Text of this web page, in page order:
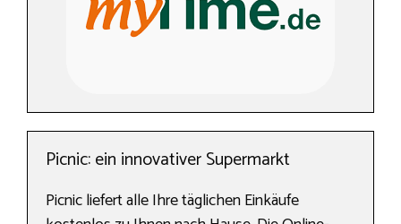
Picnic: ein innovativer Supermarkt
Picnic liefert alle Ihre täglichen Einkäufe